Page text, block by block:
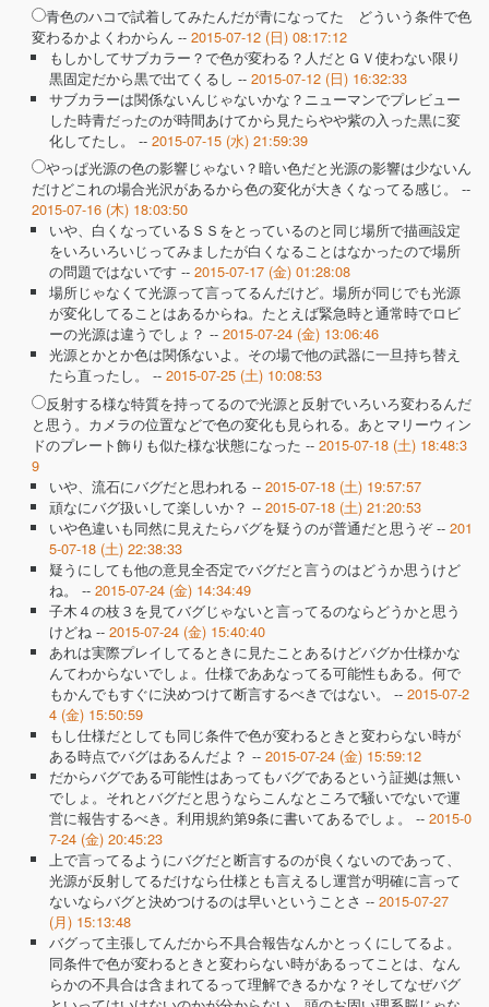
青色のハコで試着してみたんだが青になってた どういう条件で色
変わるかよくわからん -- 2015-07-12 (日) 08:17:12
もしかしてサブカラー？で色が変わる？人だとＧＶ使わない限り
黒固定だから黒で出てくるし -- 2015-07-12 (日) 16:32:33
サブカラーは関係ないんじゃないかな？ニューマンでプレビュー
した時青だったのが時間あけてから見たらやや紫の入った黒に変
化してたし。 -- 2015-07-15 (水) 21:59:39
やっぱ光源の色の影響じゃない？暗い色だと光源の影響は少ないん
だけどこれの場合光沢があるから色の変化が大きくなってる感じ。 --
2015-07-16 (木) 18:03:50
いや、白くなっているＳＳをとっているのと同じ場所で描画設定
をいろいろいじってみましたが白くなることはなかったので場所
の問題ではないです -- 2015-07-17 (金) 01:28:08
場所じゃなくて光源って言ってるんだけど。場所が同じでも光源
が変化してることはあるからね。たとえば緊急時と通常時でロビ
ーの光源は違うでしょ？ -- 2015-07-24 (金) 13:06:46
光源とかとか色は関係ないよ。その場で他の武器に一旦持ち替え
たら直ったし。 -- 2015-07-25 (土) 10:08:53
反射する様な特質を持ってるので光源と反射でいろいろ変わるんだ
と思う。カメラの位置などで色の変化も見られる。あとマリーウィン
ドのプレート飾りも似た様な状態になった -- 2015-07-18 (土) 18:48:3
9
いや、流石にバグだと思われる -- 2015-07-18 (土) 19:57:57
頑なにバグ扱いして楽しいか？ -- 2015-07-18 (土) 21:20:53
いや色違いも同然に見えたらバグを疑うのが普通だと思うぞ -- 201
5-07-18 (土) 22:38:33
疑うにしても他の意見全否定でバグだと言うのはどうか思うけど
ね。 -- 2015-07-24 (金) 14:34:49
子木４の枝３を見てバグじゃないと言ってるのならどうかと思う
けどね -- 2015-07-24 (金) 15:40:40
あれは実際プレイしてるときに見たことあるけどバグか仕様かな
んてわからないでしょ。仕様でああなってる可能性もある。何で
もかんでもすぐに決めつけて断言するべきではない。 -- 2015-07-2
4 (金) 15:50:59
もし仕様だとしても同じ条件で色が変わるときと変わらない時が
ある時点でバグはあるんだよ？ -- 2015-07-24 (金) 15:59:12
だからバグである可能性はあってもバグであるという証拠は無い
でしょ。それとバグだと思うならこんなところで騒いでないで運
営に報告するべき。利用規約第9条に書いてあるでしょ。 -- 2015-0
7-24 (金) 20:45:23
上で言ってるようにバグだと断言するのが良くないのであって、
光源が反射してるだけなら仕様とも言えるし運営が明確に言って
ないならバグと決めつけるのは早いということさ -- 2015-07-27
(月) 15:13:48
バグって主張してんだから不具合報告なんかとっくにしてるよ。
同条件で色が変わるときと変わらない時があるってことは、なん
らかの不具合は含まれてるって理解できるかな？そしてなぜバグ